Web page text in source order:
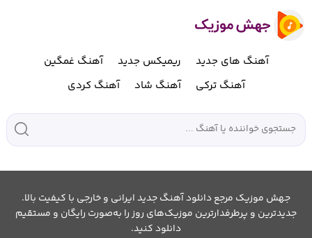
آهنگ های جدید ریمیکس جدید
آهنگ غمگین
آهنگ ترکی
آهنگ شاد آهنگ کردی
جهش موزیک مرجع دانلود آهنگ جدید ایرانی و خارجی با کیفیت بالا.
جدیدترین و پرطرفدارترین موزیک‌های روز را به‌صورت رایگان و مستقیم
دانلود کنید.